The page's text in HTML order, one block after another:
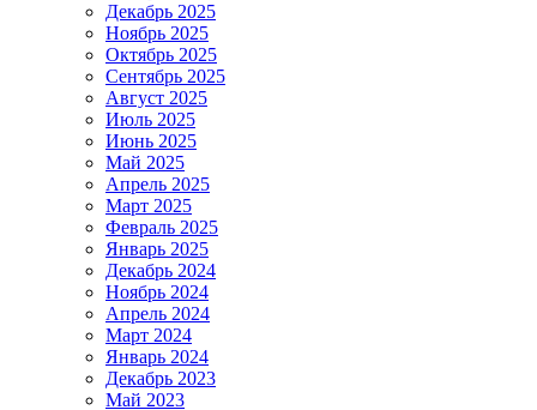
Декабрь 2025
Ноябрь 2025
Октябрь 2025
Сентябрь 2025
Август 2025
Июль 2025
Июнь 2025
Май 2025
Апрель 2025
Март 2025
Февраль 2025
Январь 2025
Декабрь 2024
Ноябрь 2024
Апрель 2024
Март 2024
Январь 2024
Декабрь 2023
Май 2023